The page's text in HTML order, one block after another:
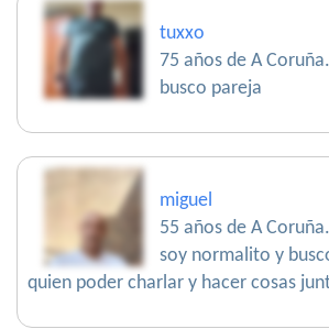
tuxxo
75 años de A Coruña.
busco pareja
miguel
55 años de A Coruña.
soy normalito y
quien poder charlar y hacer cosas